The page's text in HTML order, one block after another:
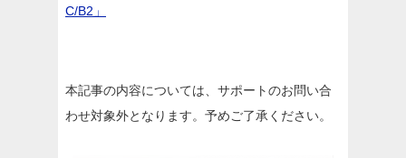
C/B2」
本記事の内容については、サポートのお問い合
わせ対象外となります。予めご了承ください。